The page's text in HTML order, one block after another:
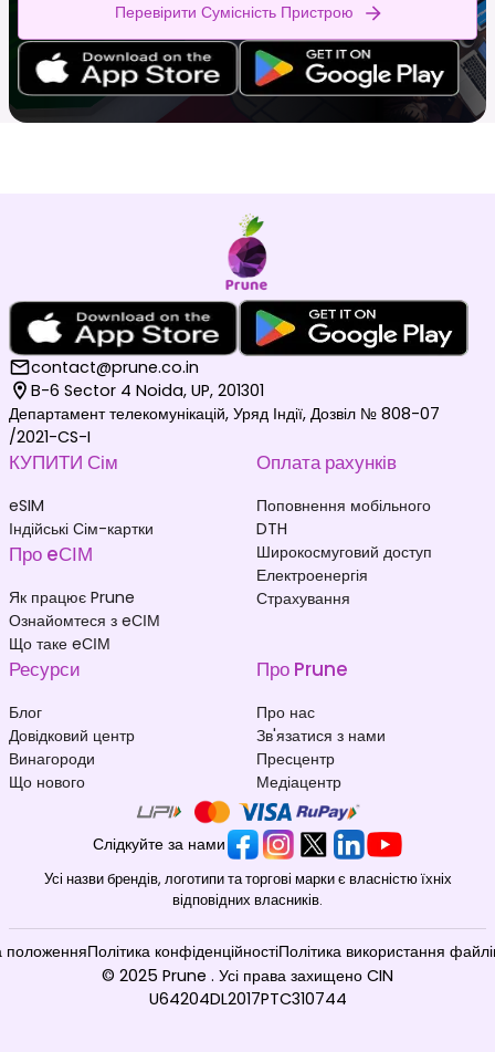
Перевірити Сумісність Пристрою
contact@prune.co.in
B-6 Sector 4 Noida, UP, 201301
Департамент телекомунікацій, Уряд Індії, Дозвіл № 808-07
/2021-CS-I
КУПИТИ Сім
eSIM
Індійські Сім-картки
Про eСІМ
Як працює Prune
Ознайомтеся з eСІМ
Що таке eСІМ
Оплата рахунків
Поповнення мобільного
DTH
Широкосмуговий доступ
Електроенергія
Страхування
Ресурси
Блог
Довідковий центр
Винагороди
Що нового
Про Prune
Про нас
Зв'язатися з нами
Пресцентр
Медіацентр
Слідкуйте за нами
Усі назви брендів, логотипи та торгові марки є власністю їхніх
відповідних власників.
© 2025 Prune . Усі права захищено CIN
U64204DL2017PTC310744
положенняПолітика конфіденційностіПолітика використання